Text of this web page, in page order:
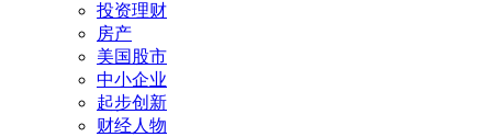
投资理财
房产
美国股市
中小企业
起步创新
财经人物